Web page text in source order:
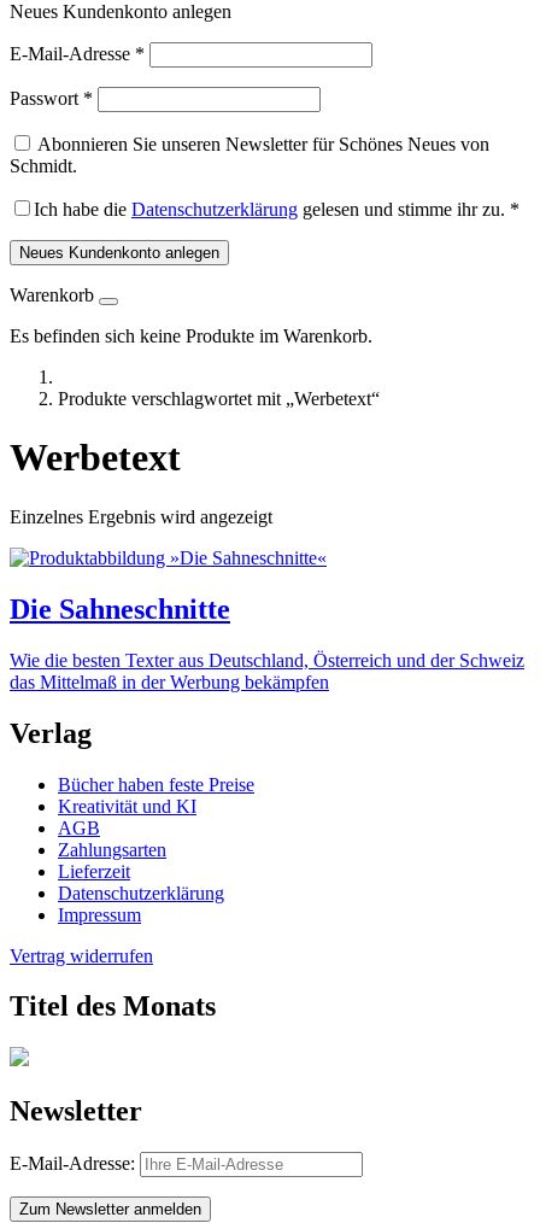
Neues Kundenkonto anlegen
E-Mail-Adresse *
Passwort *
Abonnieren Sie unseren Newsletter für Schönes Neues von
Schmidt.
Ich habe die Datenschutzerklärung gelesen und stimme ihr zu. *
Neues Kundenkonto anlegen
Warenkorb
Es befinden sich keine Produkte im Warenkorb.
Produkte verschlagwortet mit „Werbetext“
Werbetext
Einzelnes Ergebnis wird angezeigt
Die Sahneschnitte
Wie die besten Texter aus Deutschland, Österreich und der Schweiz
das Mittelmaß in der Werbung bekämpfen
Verlag
Bücher haben feste Preise
Kreativität und KI
AGB
Zahlungsarten
Lieferzeit
Datenschutzerklärung
Impressum
Vertrag widerrufen
Titel des Monats
Newsletter
E-Mail-Adresse:
Zum Newsletter anmelden